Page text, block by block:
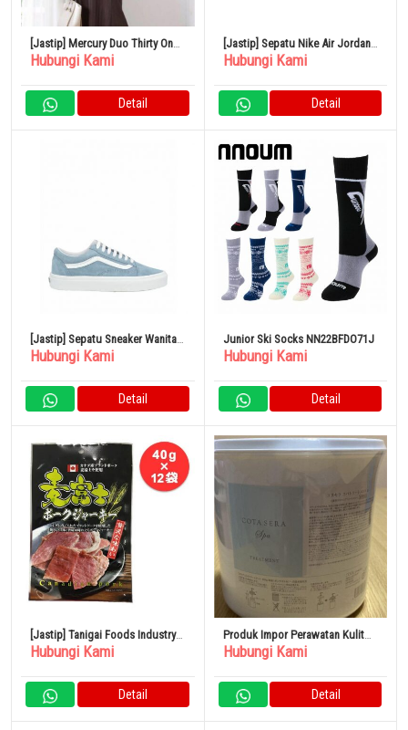
[Jastip] Mercury Duo Thirty One
Long Dress Charcoal Brown
Hubungi Kami
Detail
[Jastip] Sepatu Nike Air Jordan
HI 85 BQ4422-100
Hubungi Kami
Detail
[Jastip] Sepatu Sneaker Wanita
Vans Warna Biru Langit
Hubungi Kami
Detail
Junior Ski Socks NN22BFDO71J
Hubungi Kami
Detail
[Jastip] Tanigai Foods Industry
Mugifuji Pork Dendeng 40g x 12
Hubungi Kami
Detail
Produk Impor Perawatan Kulit
Kepala Cota Sera Spa
Hubungi Kami
Detail